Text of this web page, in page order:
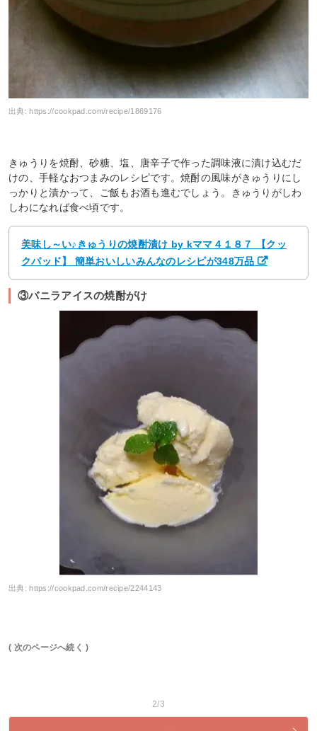
出典: https://cookpad.com/recipe/1869176
きゅうりを焼酎、砂糖、塩、唐辛子で作った調味液に漬け込むだ
けの、手軽なおつまみのレシピです。焼酎の風味がきゅうりにし
っかりと漬かって、ご飯もお酒も進むでしょう。きゅうりがしわ
しわになれば食べ頃です。
美味し～い♪きゅうりの焼酎漬け by kママ４１８７ 【クッ
クパッド】 簡単おいしいみんなのレシピが348万品
③バニラアイスの焼酎がけ
出典:https://cookpad.com/recipe/2244143
( 次のページへ続く )
2/3